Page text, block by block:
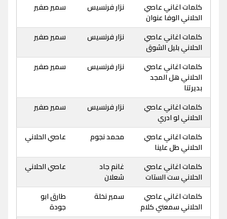
كلمات اغاني عاصي
الحلاني الوفا عنوان
نزار فرنسيس سمير صفير
كلمات اغاني عاصي
الحلاني بليل الشوق
نزار فرنسيس سمير صفير
كلمات اغاني عاصي
الحلاني هل المجد
بديرتنا
نزار فرنسيس سمير صفير
كلمات اغاني عاصي
الحلاني لو ادري
نزار فرنسيس سمير صفير
كلمات اغاني عاصي
الحلاني طل علينا
محمد نجوم عاصي الحلاني
كلمات اغاني عاصي
الحلاني ست الستات
غانم جاد
شعلان
عاصي الحلاني
كلمات اغاني عاصي
الحلاني سمعني كلام
سمير نخلة
طارق ابو
جودة